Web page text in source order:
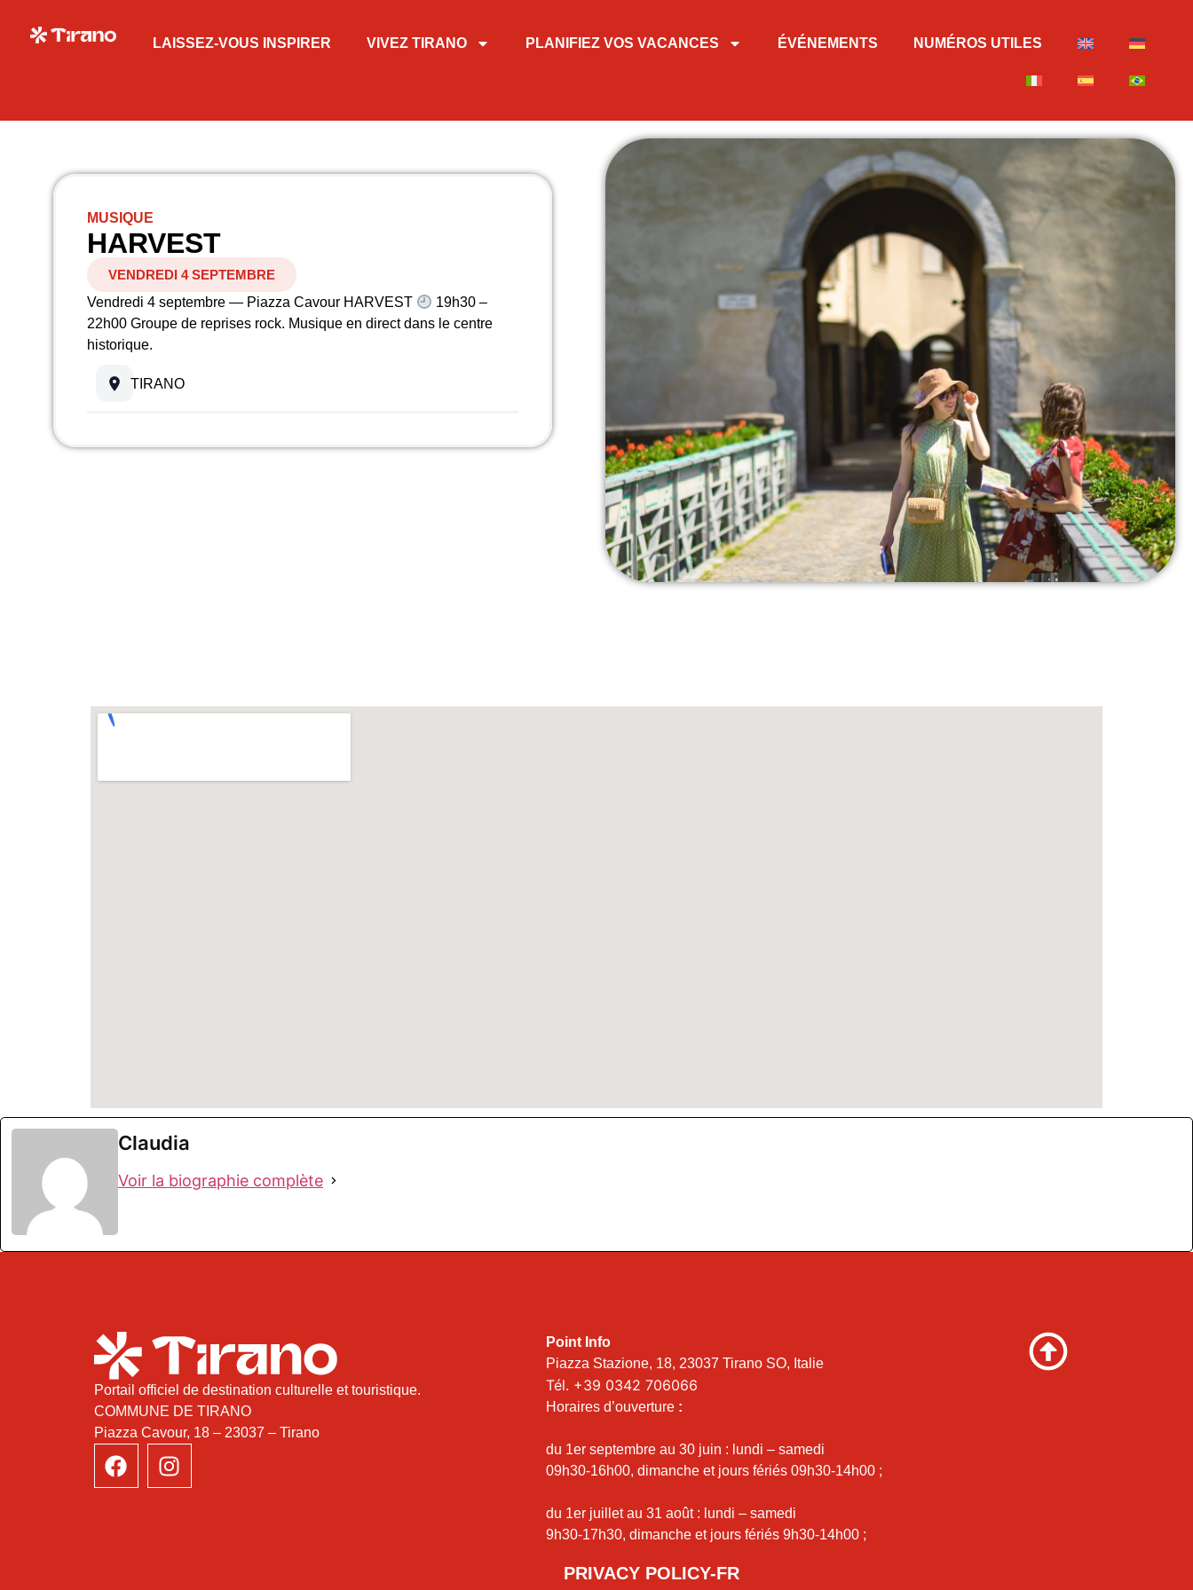
LAISSEZ-VOUS INSPIRER VIVEZ TIRANO PLANIFIEZ VOS VACANCES ÉVÉNEMENTS NUMÉROS UTILES
MUSIQUE
HARVEST
VENDREDI 4 SEPTEMBRE
Vendredi 4 septembre — Piazza Cavour HARVEST
19h30 –
22h00 Groupe de reprises rock. Musique en direct dans le centre
historique.
TIRANO
Claudia
Voir la biographie complète
Portail officiel de destination culturelle et touristique.
COMMUNE DE TIRANO
Piazza Cavour, 18 – 23037 – Tirano
Point Info
Piazza Stazione, 18, 23037 Tirano SO, Italie
Tél. +39 0342 706066
Horaires d’ouverture:
du 1er septembre au 30 juin : lundi – samedi
09h30-16h00, dimanche et jours fériés 09h30-14h00 ;
du 1er juillet au 31 août : lundi – samedi
9h30-17h30, dimanche et jours fériés 9h30-14h00 ;
PRIVACY POLICY-FR